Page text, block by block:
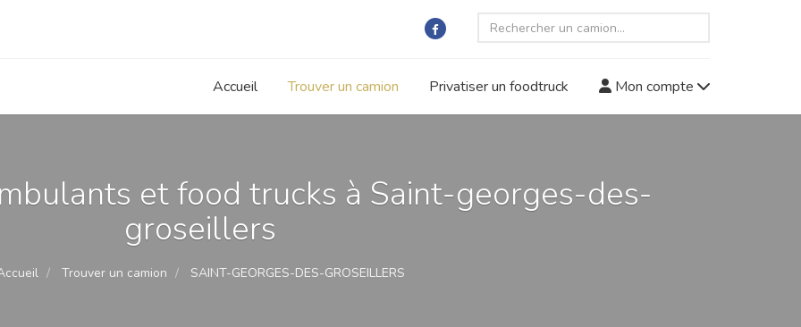
Accueil Trouver un camion Privatiser un foodtruck Mon compte
et food trucks à Saint-georges-des-
groseillers
Trouver un camion SAINT-GEORGES-DES-GROSEILLERS